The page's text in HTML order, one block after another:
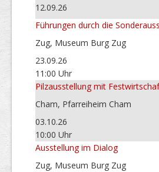
12.09.26
Führungen durch die
Zug, Museum Burg Zug
23.09.26
11:00 Uhr
Pilzausstellung mit
Cham, Pfarreiheim Cham
03.10.26
10:00 Uhr
Ausstellung im Dialog
Zug, Museum Burg Zug